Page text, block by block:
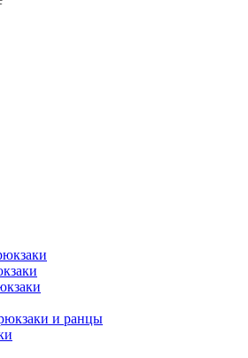
и ранцы